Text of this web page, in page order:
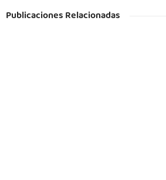
Publicaciones Relacionadas